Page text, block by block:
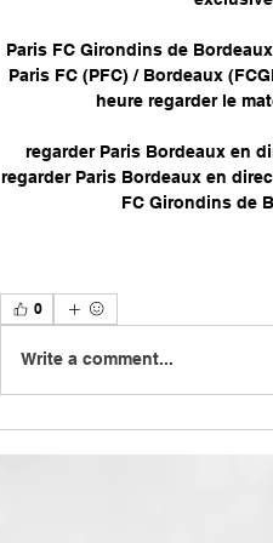
Paris FC Girondins de
Paris FC (PFC) / Bordeaux
heure regarder le
regarder Paris Bordeaux en
regarder Paris Bordeaux en
FC Girondins de
0
Write a comment...